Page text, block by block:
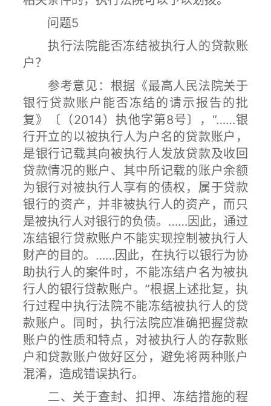
问题5
执行法院能否冻结被执行人的贷款账
户？
参考意见：根据《最高人民法院关于
银行贷款账户能否冻结的请示报告的批
复》〔（2014）执他字第8号〕，“……银
行开立的以被执行人为户名的贷款账户，
是银行记载其向被执行人发放贷款及收回
贷款情况的账户、其中所记载的账户余额
为银行对被执行人享有的债权，属于贷款
银行的资产，并非被执行人的资产，而只
是被执行人对银行的负债。……因此，通过
冻结银行贷款账户不能实现控制被执行人
财产的目的。……因此，在执行以银行为协
助执行人的案件时，不能冻结户名为被执
行人的银行贷款账户。”根据上述批复，执
行过程中执行法院不能冻结被执行人的贷
款账户。同时，执行法院应准确把握贷款
账户的性质和特点，对被执行人的存款账
户和贷款账户做好区分，避免将两种账户
混淆，造成错误执行。
二、关于查封、扣押、冻结措施的程